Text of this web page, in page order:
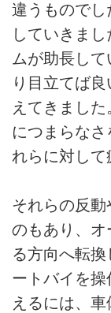
違うもので
していきま
ムが助長し
り目立てば
えてきまし
につまらな
れらに対して
それらの反
のもあり、
る方向へ転
ートバイを
えるには、